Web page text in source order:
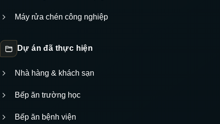
Máy rửa chén công nghiệp
Dự án đã thực hiện
Nhà hàng & khách sạn
Bếp ăn trường học
Bếp ăn bệnh viện